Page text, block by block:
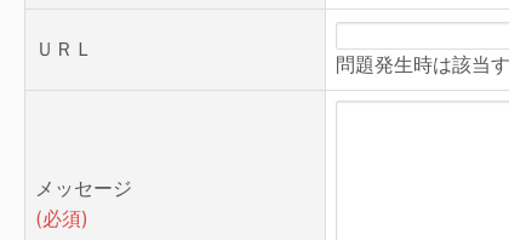
ＵＲＬ
問題発生時は該当
メッセージ
(必須)